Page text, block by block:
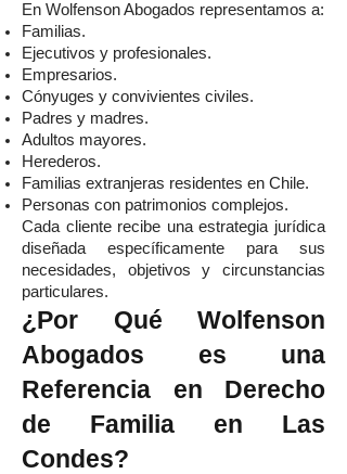
En Wolfenson Abogados representamos a:
Familias.
Ejecutivos y profesionales.
Empresarios.
Cónyuges y convivientes civiles.
Padres y madres.
Adultos mayores.
Herederos.
Familias extranjeras residentes en Chile.
Personas con patrimonios complejos.
Cada cliente recibe una estrategia jurídica
diseñada específicamente para sus
necesidades, objetivos y circunstancias
particulares.
¿Por Qué Wolfenson
Abogados es una
Referencia en Derecho
de Familia en Las
Condes?